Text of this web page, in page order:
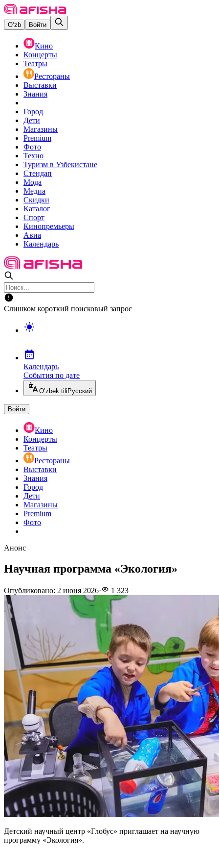
O‘zb Войти
Кино
Концерты
Театры
Рестораны
Выставки
Знания
Город
Дети
Магазины
Premium
Фото
Техно
Туризм в Узбекистане
Стендап
Мода
Медиа
Скидки
Каталог
Спорт
Кинопремьеры
Авиа
Календарь
Слишком короткий поисковый запрос
Календарь
События по дате
O’zbek tili Русский
Войти
Кино
Концерты
Театры
Рестораны
Выставки
Знания
Город
Дети
Магазины
Premium
Фото
Анонс
Научная программа «Экология»
Опубликовано: 2 июня 2026· 1 323
Детский научный центр «Глобус» приглашает на научную
программу «Экология».